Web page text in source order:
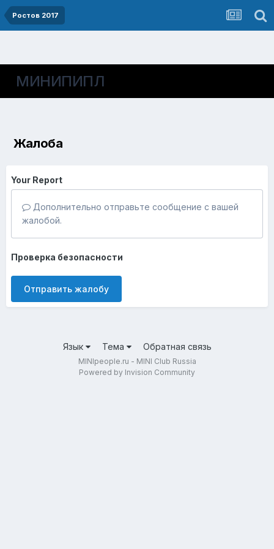
Ростов 2017
МИНИПИПЛ
Жалоба
Your Report
Дополнительно отправьте сообщение с вашей
жалобой.
Проверка безопасности
Отправить жалобу
Язык Тема Обратная связь
MINIpeople.ru - MINI Club Russia
Powered by Invision Community